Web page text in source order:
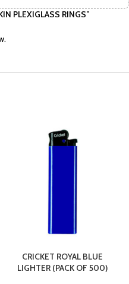
PLEXIGLASS RINGS”
CRICKET ROYAL BLUE
LIGHTER (PACK OF 500)